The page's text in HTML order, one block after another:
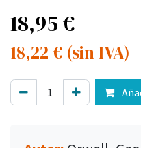
18,95€
18,22 € (sin IVA)